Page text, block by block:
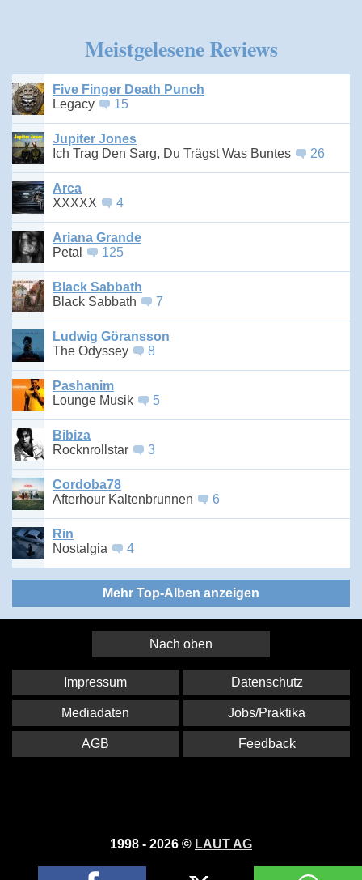
Meistgelesene Reviews
Five Finger Death Punch
Legacy
15
Jupiter Jones
Ich Trag Den Sarg, Du Trägst Was Buntes
26
Arca
XXXXX
4
Ariana Grande
Petal
125
Black Sabbath
Black Sabbath
7
Ludwig Göransson
The Odyssey
8
Pashanim
Lounge Musik
5
Bibiza
Rocknrollstar
3
Cordoba78
Afterhour Kaltenbrunnen
6
Rin
Nostalgia
4
Mehr Top-Alben anzeigen
Nach oben
1998 - 2026 © LAUT AG
Impressum Datenschutz
Mediadaten Jobs/Praktika
AGB Feedback